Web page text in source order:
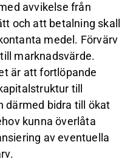
avvikelse från
och att betalning skall
medel. Förvärv
marknadsvärde.
är att fortlöpande
till
därmed bidra till ökat
kunna överlåta
av eventuella